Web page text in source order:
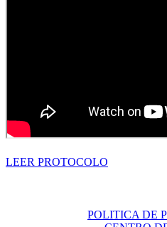
LEER PROTOCOLO
POLITICA DE